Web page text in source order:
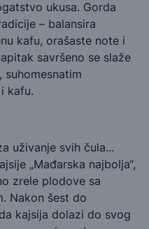
ukusa. Gorda
– balansira
kafu, orašaste note i
savršeno se slaže
suhomesnatim
kafu.
uživanje svih čula...
„Mađarska najbolja“,
zrele plodove sa
Nakon šest do
kajsija dolazi do svog